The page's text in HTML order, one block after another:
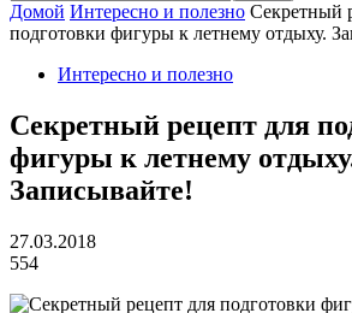
Домой Интересно и полезно Секретный
подготовки фигуры к летнему отдыху.
Интересно и полезно
Секретный рецепт для
фигуры к летнему
Записывайте!
27.03.2018
554